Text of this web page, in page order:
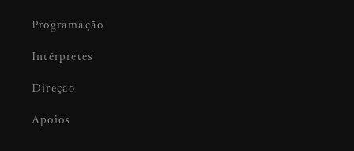
Programação
Intérpretes
Direção
Apoios